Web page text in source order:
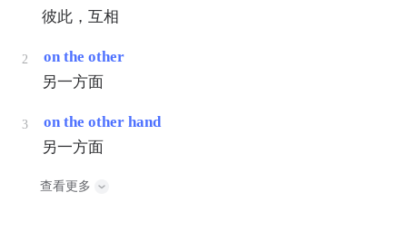
彼此，互相
2
on the other
另一方面
3
on the other hand
另一方面
查看更多